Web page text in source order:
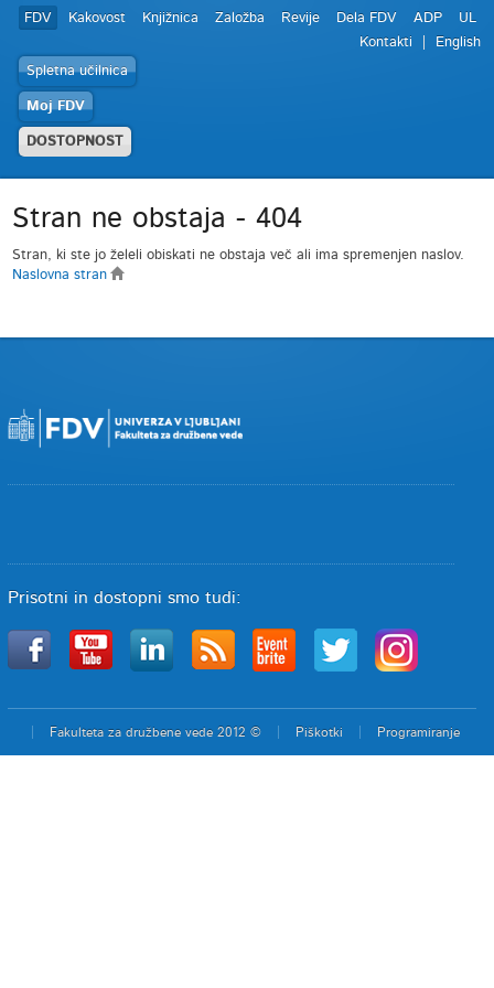
FDV Kakovost Knjižnica Založba Revije Dela FDV ADP
UL
Kontakti
English
Spletna učilnica
Moj FDV
DOSTOPNOST
Stran ne obstaja - 404
Stran, ki ste jo želeli obiskati ne obstaja več ali ima spremenjen naslov.
Naslovna stran
Prisotni in dostopni smo tudi:
Fakulteta za družbene vede 2012 © Piškotki Programiranje